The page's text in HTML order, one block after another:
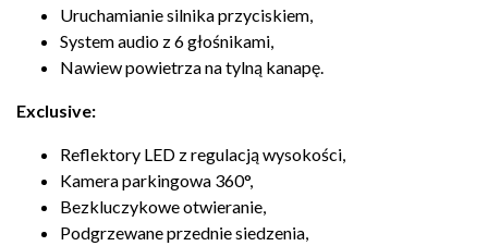
Uruchamianie silnika przyciskiem,
System audio z 6 głośnikami,
Nawiew powietrza na tylną kanapę.
Exclusive:
Reflektory LED z regulacją wysokości,
Kamera parkingowa 360°,
Bezkluczykowe otwieranie,
Podgrzewane przednie siedzenia,